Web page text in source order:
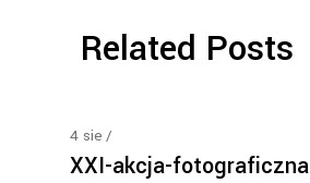
Related Posts
4 sie
XXI-akcja-fotograficzna